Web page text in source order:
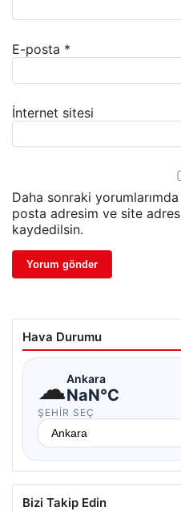
E-posta *
İnternet sitesi
Daha sonraki yorumlarımda
posta adresim ve site
kaydedilsin.
Hava Durumu
☁Ankara
NaN°C
ŞEHIR SEÇ
Bizi Takip Edin